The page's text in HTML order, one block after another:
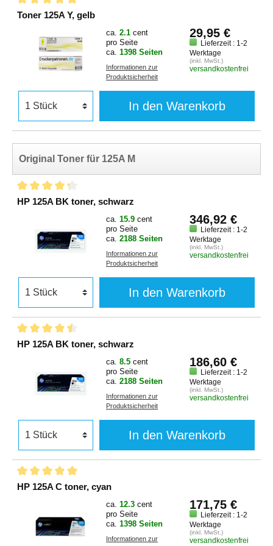
Toner 125A Y, gelb
ca. 2.1 cent
pro Seite
ca. 1398 Seiten
Informationen zur
Produktsicherheit
29,95 €
Lieferzeit : 1-2
Werktage
(inkl. MwSt.)
versandkostenfrei
In den Warenkorb
Original Toner für 125A M
HP 125A BK toner, schwarz
ca. 15.9 cent
pro Seite
ca. 2188 Seiten
Informationen zur
Produktsicherheit
346,92 €
Lieferzeit : 1-2
Werktage
(inkl. MwSt.)
versandkostenfrei
In den Warenkorb
HP 125A BK toner, schwarz
ca. 8.5 cent
pro Seite
ca. 2188 Seiten
Informationen zur
Produktsicherheit
186,60 €
Lieferzeit : 1-2
Werktage
(inkl. MwSt.)
versandkostenfrei
In den Warenkorb
HP 125A C toner, cyan
ca. 12.3 cent
pro Seite
ca. 1398 Seiten
Informationen zur
171,75 €
Lieferzeit : 1-2
Werktage
(inkl. MwSt.)
versandkostenfrei